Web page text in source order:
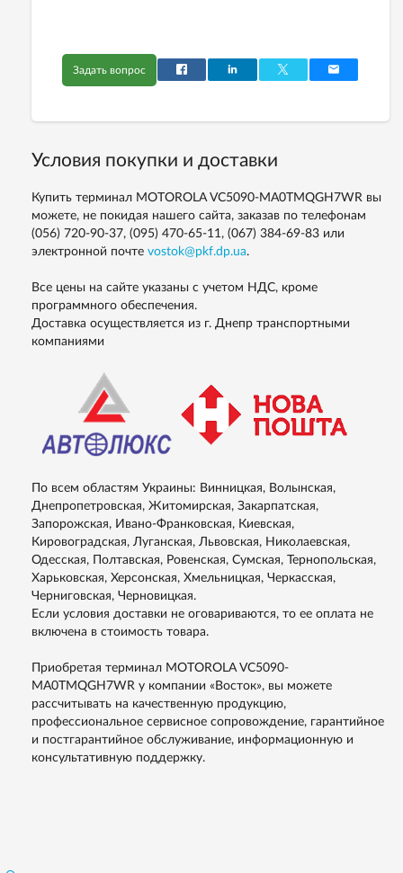
Задать вопрос
Условия покупки и доставки
Купить терминал MOTOROLA VC5090-MA0TMQGH7WR вы
можете, не покидая нашего сайта, заказав по телефонам
(056) 720-90-37, (095) 470-65-11, (067) 384-69-83 или
электронной почте vostok@pkf.dp.ua.
Все цены на сайте указаны с учетом НДС, кроме
программного обеспечения.
Доставка осуществляется из г. Днепр транспортными
компаниями
По всем областям Украины: Винницкая, Волынская,
Днепропетровская, Житомирская, Закарпатская,
Запорожская, Ивано-Франковская, Киевская,
Кировоградская, Луганская, Львовская, Николаевская,
Одесская, Полтавская, Ровенская, Сумская, Тернопольская,
Харьковская, Херсонская, Хмельницкая, Черкасская,
Черниговская, Черновицкая.
Если условия доставки не оговариваются, то ее оплата не
включена в стоимость товара.
Приобретая терминал MOTOROLA VC5090-
MA0TMQGH7WR у компании «Восток», вы можете
рассчитывать на качественную продукцию,
профессиональное сервисное сопровождение, гарантийное
и постгарантийное обслуживание, информационную и
консультативную поддержку.